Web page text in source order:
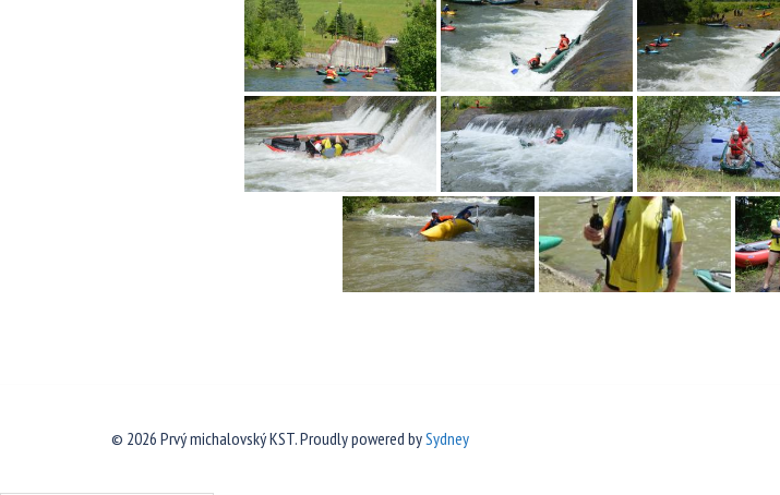
© 2026 Prvý michalovský KST. Proudly powered bySydney